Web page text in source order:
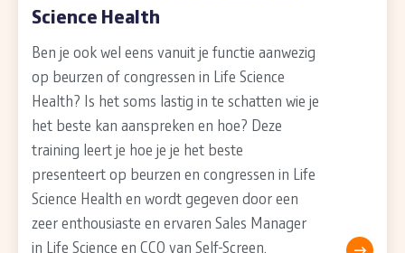
Science Health
Ben je ook wel eens vanuit je functie aanwezig
op beurzen of congressen in Life Science
Health? Is het soms lastig in te schatten wie je
het beste kan aanspreken en hoe? Deze
training leert je hoe je je het beste
presenteert op beurzen en congressen in Life
Science Health en wordt gegeven door een
zeer enthousiaste en ervaren Sales Manager
in Life Science en CCO van Self-Screen.